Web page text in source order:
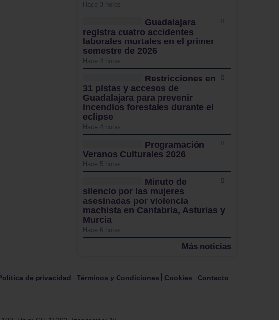
Hace 3 horas
Guadalajara
registra cuatro accidentes
laborales mortales en el primer
semestre de 2026
Hace 4 horas
Restricciones en
31 pistas y accesos de
Guadalajara para prevenir
incendios forestales durante el
eclipse
Hace 4 horas
Programación
Veranos Culturales 2026
Hace 5 horas
Minuto de
silencio por las mujeres
asesinadas por violencia
machista en Cantabria, Asturias y
Murcia
Hace 6 horas
Más noticias
de privacidad Términos y Condiciones Cookies Contacto